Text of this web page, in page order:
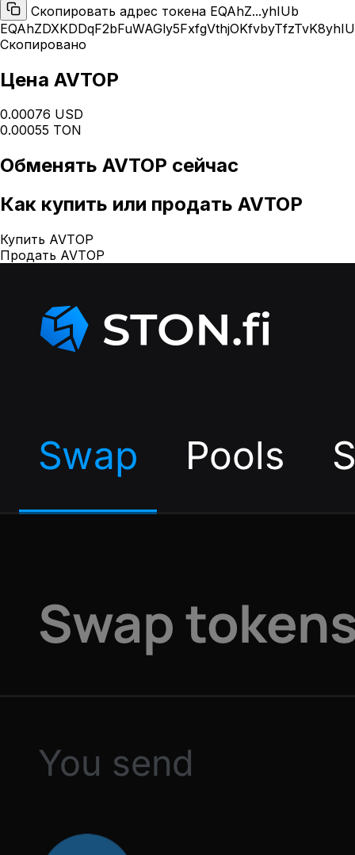
Скопировать адрес токена EQAhZ...yhIUb
Скопировано
Цена AVTOP
0.00076 USD
0.00055 TON
Обменять AVTOP сейчас
Как купить или продать AVTOP
Купить AVTOP
Продать AVTOP